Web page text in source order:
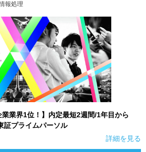
報処理
業業界1位！】内定最短2週間/1年目から
証プライムパーソル
詳細を見る